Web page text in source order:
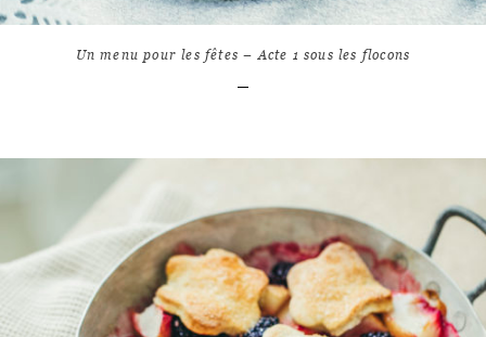
Un menu pour les fêtes – Acte 1 sous les flocons